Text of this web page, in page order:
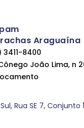
Araguaína
3411-8400
João Lima, n
Rua SE 7, Conjunto